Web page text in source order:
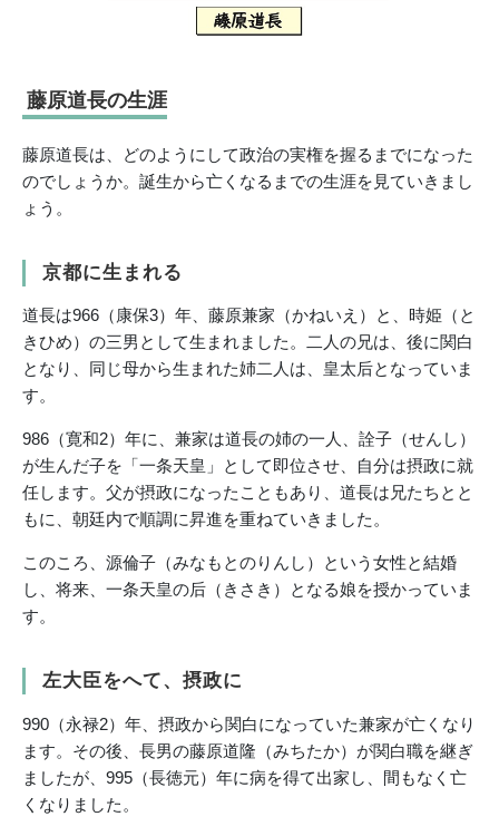
藤原道長の生涯
藤原道長は、どのようにして政治の実権を握るまでになった
のでしょうか。誕生から亡くなるまでの生涯を見ていきまし
ょう。
京都に生まれる
道長は966（康保3）年、藤原兼家（かねいえ）と、時姫（と
きひめ）の三男として生まれました。二人の兄は、後に関白
となり、同じ母から生まれた姉二人は、皇太后となっていま
す。
986（寛和2）年に、兼家は道長の姉の一人、詮子（せんし）
が生んだ子を「一条天皇」として即位させ、自分は摂政に就
任します。父が摂政になったこともあり、道長は兄たちとと
もに、朝廷内で順調に昇進を重ねていきました。
このころ、源倫子（みなもとのりんし）という女性と結婚
し、将来、一条天皇の后（きさき）となる娘を授かっていま
す。
左大臣をへて、摂政に
990（永禄2）年、摂政から関白になっていた兼家が亡くなり
ます。その後、長男の藤原道隆（みちたか）が関白職を継ぎ
ましたが、995（長徳元）年に病を得て出家し、間もなく亡
くなりました。